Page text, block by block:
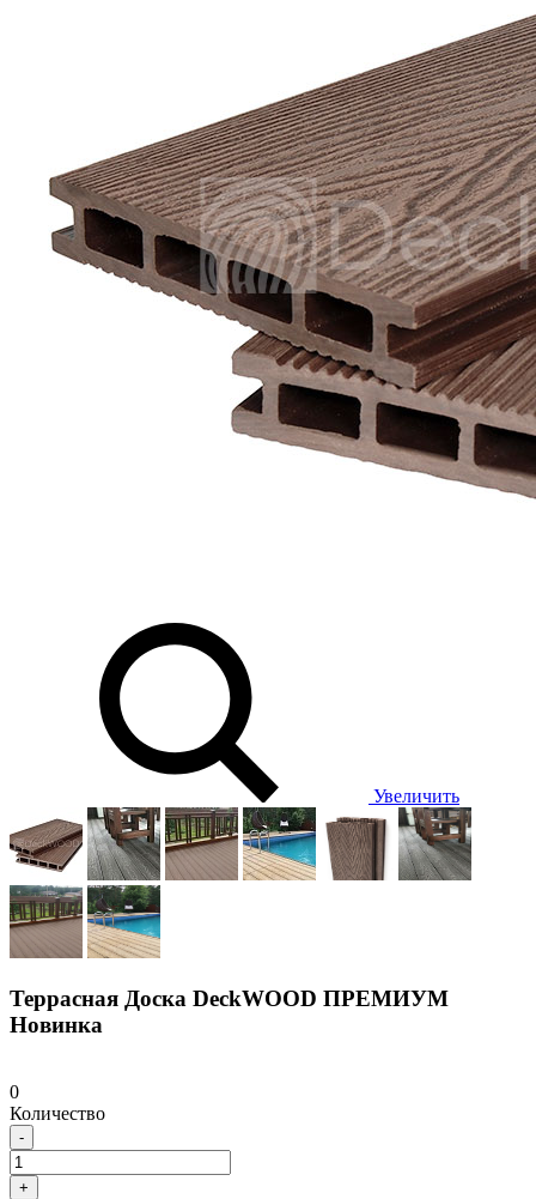
Увеличить
Террасная Доска DeckWOOD ПРЕМИУМ
Новинка
0
Количество
-
+